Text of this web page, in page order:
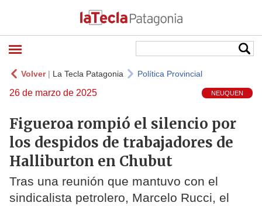
Volver| La Tecla Patagonia Política Provincial
26 de marzo de 2025 NEUQUEN
Figueroa rompió el silencio por
los despidos de trabajadores de
Halliburton en Chubut
Tras una reunión que mantuvo con el
sindicalista petrolero, Marcelo Rucci, el